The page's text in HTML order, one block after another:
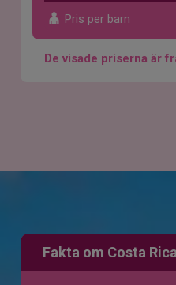
Pris per barn
De visade priserna är
Fakta om Costa